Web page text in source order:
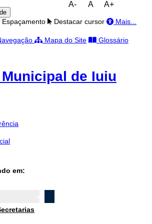
A- A A+
Espaçamento Destacar cursor Mais...
Mapa do Site Glossário
de Iuiu
em: